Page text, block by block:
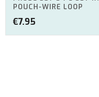
POUCH-WIRE LOOP
€7.95